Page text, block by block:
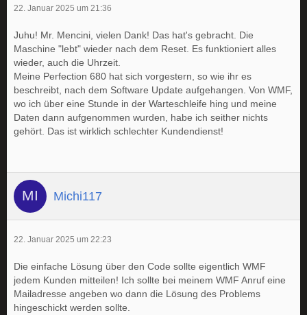
22. Januar 2025 um 21:36
Juhu! Mr. Mencini, vielen Dank! Das hat's gebracht. Die
Maschine "lebt" wieder nach dem Reset. Es funktioniert alles
wieder, auch die Uhrzeit.
Meine Perfection 680 hat sich vorgestern, so wie ihr es
beschreibt, nach dem Software Update aufgehangen. Von WMF,
wo ich über eine Stunde in der Warteschleife hing und meine
Daten dann aufgenommen wurden, habe ich seither nichts
gehört. Das ist wirklich schlechter Kundendienst!
Michi117
22. Januar 2025 um 22:23
Die einfache Lösung über den Code sollte eigentlich WMF
jedem Kunden mitteilen! Ich sollte bei meinem WMF Anruf eine
Mailadresse angeben wo dann die Lösung des Problems
hingeschickt werden sollte.